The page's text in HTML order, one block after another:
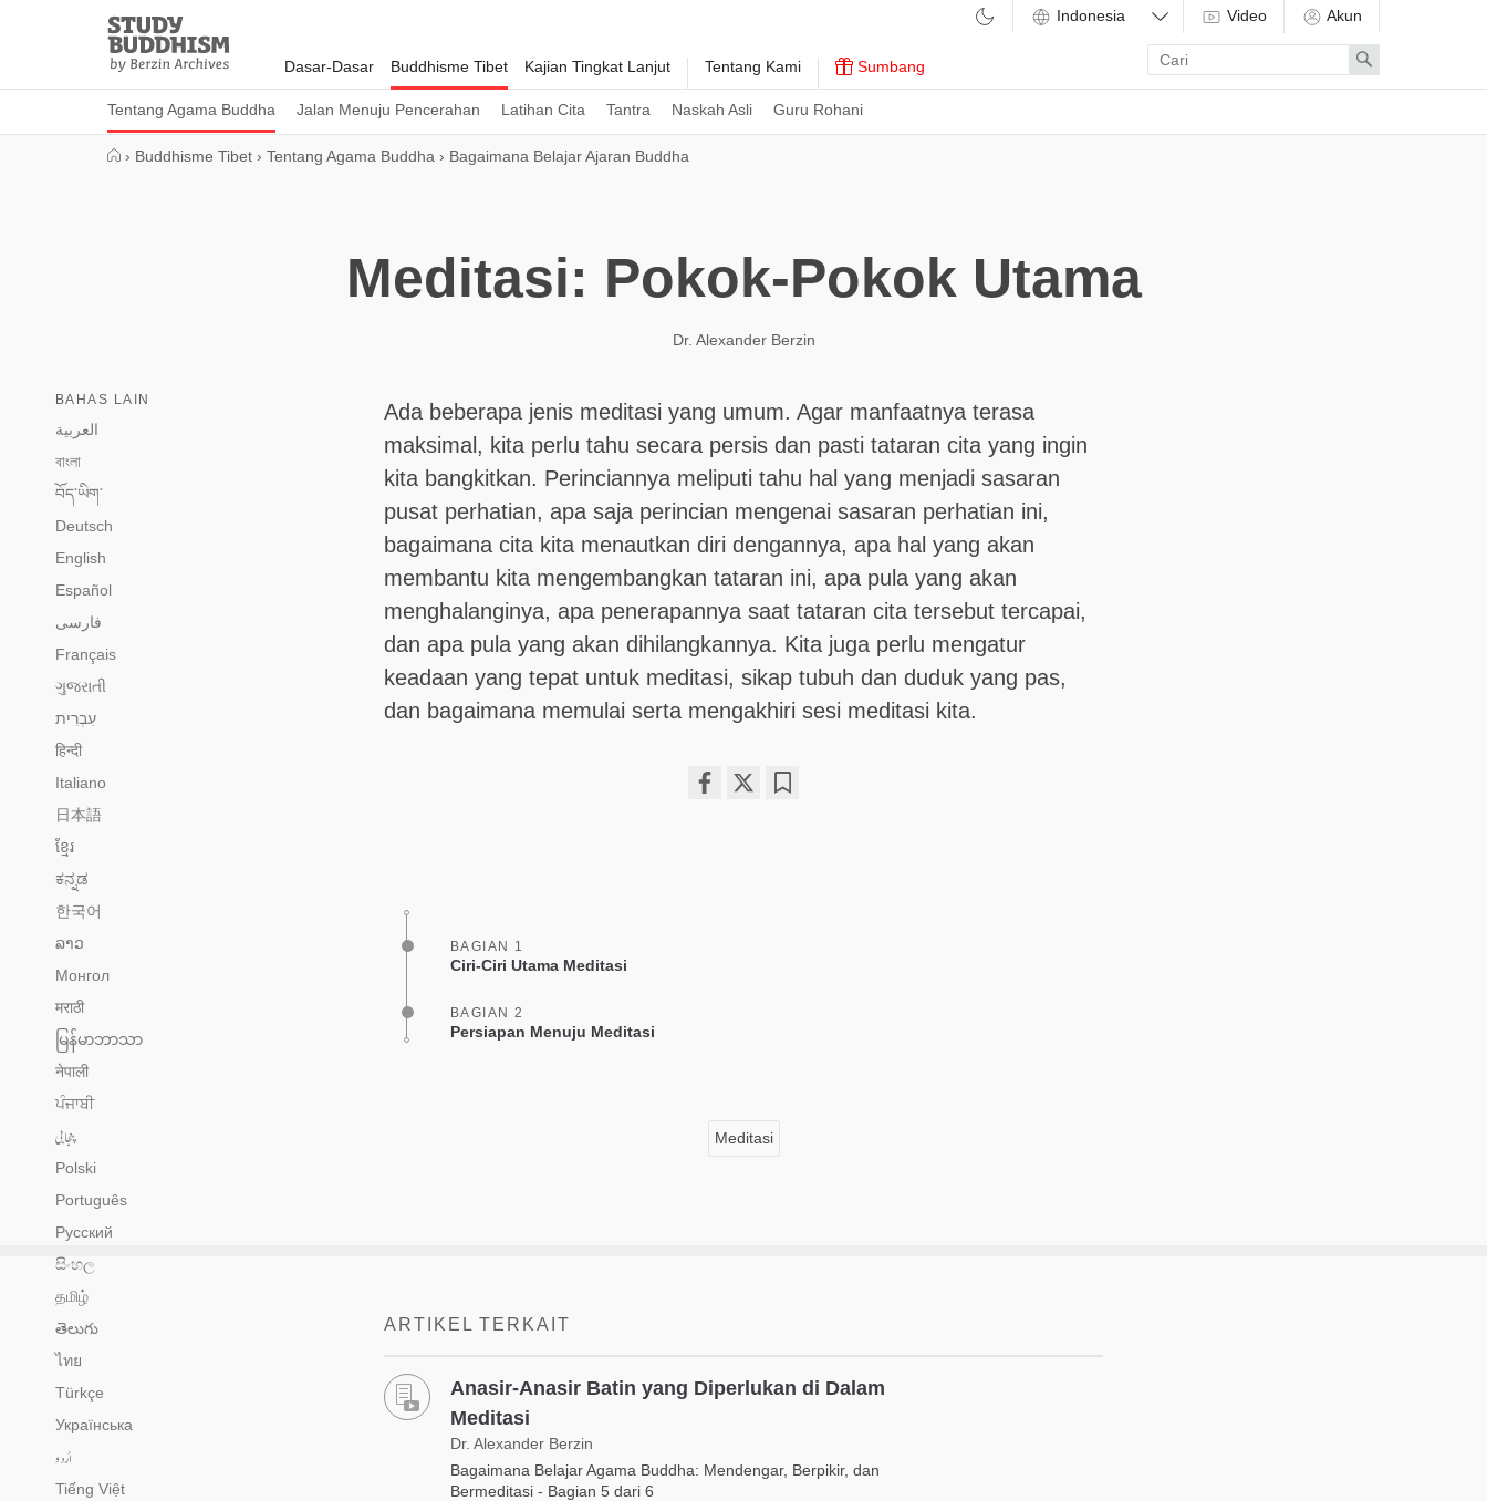
Study
Buddhism
Home
Dasar-Dasar Buddhisme Tibet
Tentang Agama Buddha Jalan Menuju Pencerahan Latihan Cita Tantra Naskah Asli Guru Rohani
Kajian Tingkat Lanjut Tentang Kami Sumbang
Video Akun
Enter
search
term
Search
› Buddhisme Tibet › Tentang Agama Buddha › Bagaimana Belajar Ajaran Buddha
Meditasi: Pokok-Pokok Utama
Dr. Alexander Berzin
BAHAS LAIN
العربية
বাংলা
བོད་ཡིག་
Deutsch
English
Español
فارسی
Français
ગુજરાતી
हिन्दी
Italiano
日本語
ខ្មែរ
ಕನ್ನಡ
한국어
ລາວ
Монгол
मराठी
မြန်မာဘာသာ
नेपाली
ਪੰਜਾਬੀ
پنجابی
Polski
Português
Русский
සිංහල
தமிழ்
తెలుగు
ไทย
Türkçe
Українська
اُردو
Tiếng Việt
Ada beberapa jenis meditasi yang umum. Agar manfaatnya terasa
maksimal, kita perlu tahu secara persis dan pasti tataran cita yang ingin
kita bangkitkan. Perinciannya meliputi tahu hal yang menjadi sasaran
pusat perhatian, apa saja perincian mengenai sasaran perhatian ini,
bagaimana cita kita menautkan diri dengannya, apa hal yang akan
membantu kita mengembangkan tataran ini, apa pula yang akan
menghalanginya, apa penerapannya saat tataran cita tersebut tercapai,
dan apa pula yang akan dihilangkannya. Kita juga perlu mengatur
keadaan yang tepat untuk meditasi, sikap tubuh dan duduk yang pas,
dan bagaimana memulai serta mengakhiri sesi meditasi kita.
BAGIAN 1
Ciri-Ciri Utama Meditasi
BAGIAN 2
Persiapan Menuju Meditasi
Meditasi
ARTIKEL TERKAIT
Anasir-Anasir Batin yang Diperlukan di Dalam
Meditasi
Dr. Alexander Berzin
Bagaimana Belajar Agama Buddha: Mendengar, Berpikir, dan
Bermeditasi - Bagian 5 dari 6